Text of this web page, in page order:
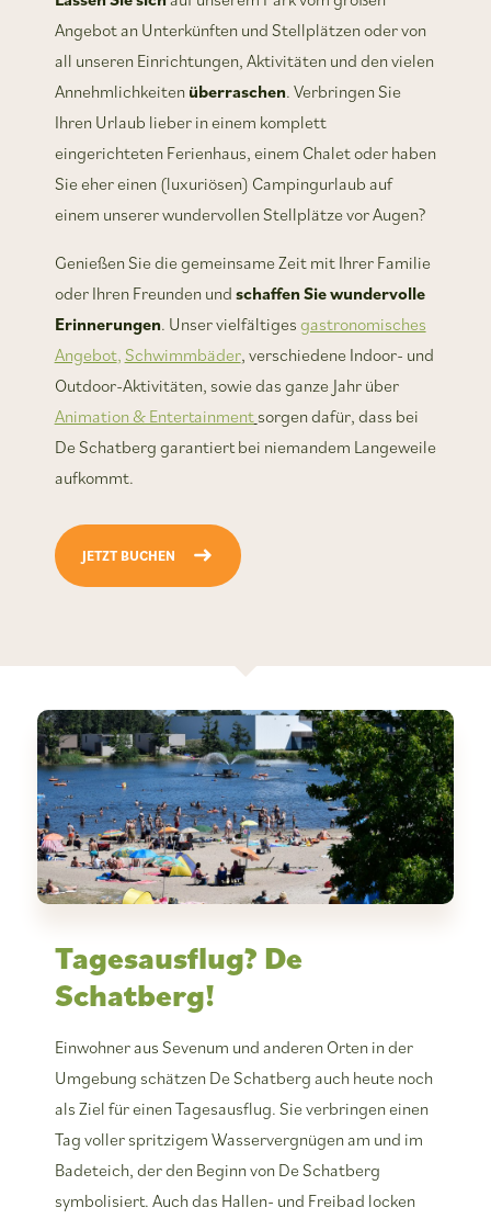
Angebot an Unterkünften und Stellplätzen oder von
all unseren Einrichtungen, Aktivitäten und den vielen
Annehmlichkeiten überraschen. Verbringen Sie
Ihren Urlaub lieber in einem komplett
eingerichteten Ferienhaus, einem Chalet oder haben
Sie eher einen (luxuriösen) Campingurlaub auf
einem unserer wundervollen Stellplätze vor Augen?
Genießen Sie die gemeinsame Zeit mit Ihrer Familie
oder Ihren Freunden und schaffen Sie wundervolle
Erinnerungen. Unser vielfältiges gastronomisches
Angebot, Schwimmbäder, verschiedene Indoor- und
Outdoor-Aktivitäten, sowie das ganze Jahr über
Animation & Entertainmentsorgen dafür, dass bei
De Schatberg garantiert bei niemandem Langeweile
aufkommt.
JETZT BUCHEN
Tagesausflug? De
Schatberg!
Einwohner aus Sevenum und anderen Orten in der
Umgebung schätzen De Schatberg auch heute noch
als Ziel für einen Tagesausflug. Sie verbringen einen
Tag voller spritzigem Wasservergnügen am und im
Badeteich, der den Beginn von De Schatberg
symbolisiert. Auch das Hallen- und Freibad locken